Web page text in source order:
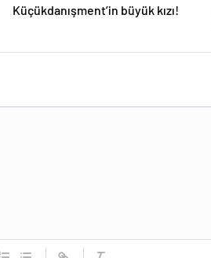
Küçükdanışment’in büyük kızı!